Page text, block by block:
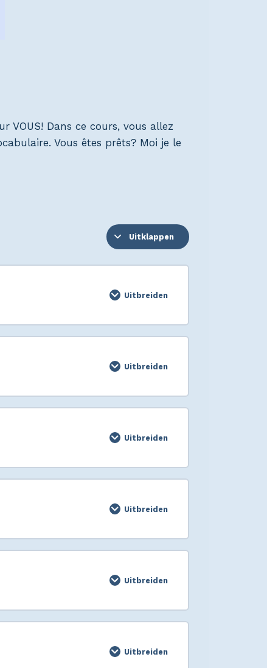
VOUS! Dans ce cours, vous allez
Vous êtes prêts? Moi je le
Uitklappen
Uitbreiden
Uitbreiden
Uitbreiden
Uitbreiden
Uitbreiden
Uitbreiden